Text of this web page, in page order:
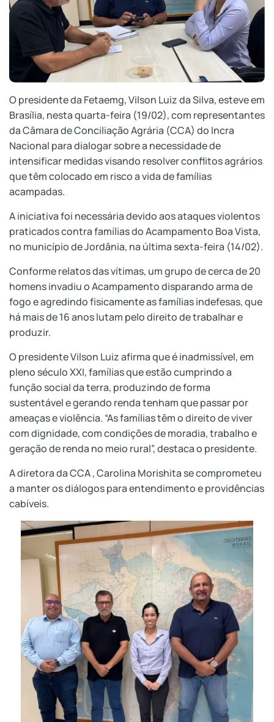
O presidente da Fetaemg, Vilson Luiz da Silva, esteve em
Brasília, nesta quarta-feira (19/02), com representantes
da Câmara de Conciliação Agrária (CCA) do Incra
Nacional para dialogar sobre a necessidade de
intensificar medidas visando resolver conflitos agrários
que têm colocado em risco a vida de famílias
acampadas.
A iniciativa foi necessária devido aos ataques violentos
praticados contra famílias do Acampamento Boa Vista,
no município de Jordânia, na última sexta-feira (14/02).
Conforme relatos das vítimas, um grupo de cerca de 20
homens invadiu o Acampamento disparando arma de
fogo e agredindo fisicamente as famílias indefesas, que
há mais de 16 anos lutam pelo direito de trabalhar e
produzir.
O presidente Vilson Luiz afirma que é inadmissível, em
pleno século XXI, famílias que estão cumprindo a
função social da terra, produzindo de forma
sustentável e gerando renda tenham que passar por
ameaças e violência. “As famílias têm o direito de viver
com dignidade, com condições de moradia, trabalho e
geração de renda no meio rural”, destaca o presidente.
A diretora da CCA , Carolina Morishita se comprometeu
a manter os diálogos para entendimento e providências
cabíveis.